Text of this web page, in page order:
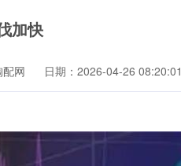
加快
网 日期：2026-04-26 08:20:01